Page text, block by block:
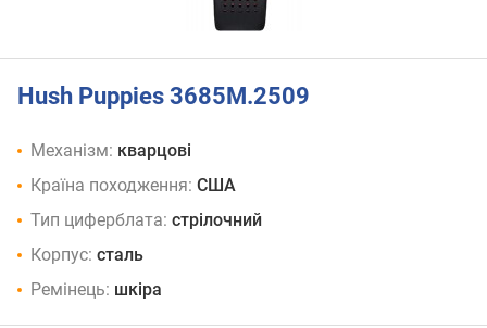
Hush Puppies 3685M.2509
Механізм: кварцові
Країна походження: США
Тип циферблата: стрілочний
Корпус: сталь
Ремінець: шкіра